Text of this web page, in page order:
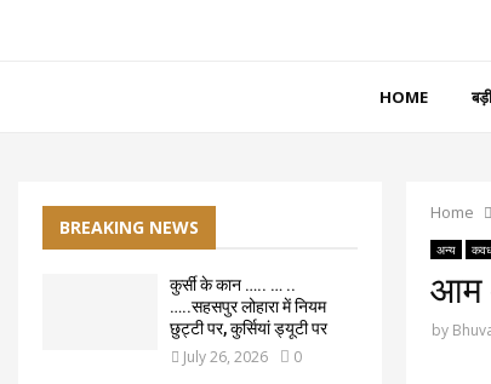
HOME
Home
अन्य
आम
by
BREAKING NEWS
कुर्सी के कान ….. … ..
…..सहसपुर लोहारा में नियम
छुट्टी पर, कुर्सियां ड्यूटी पर
July 26, 2026 0